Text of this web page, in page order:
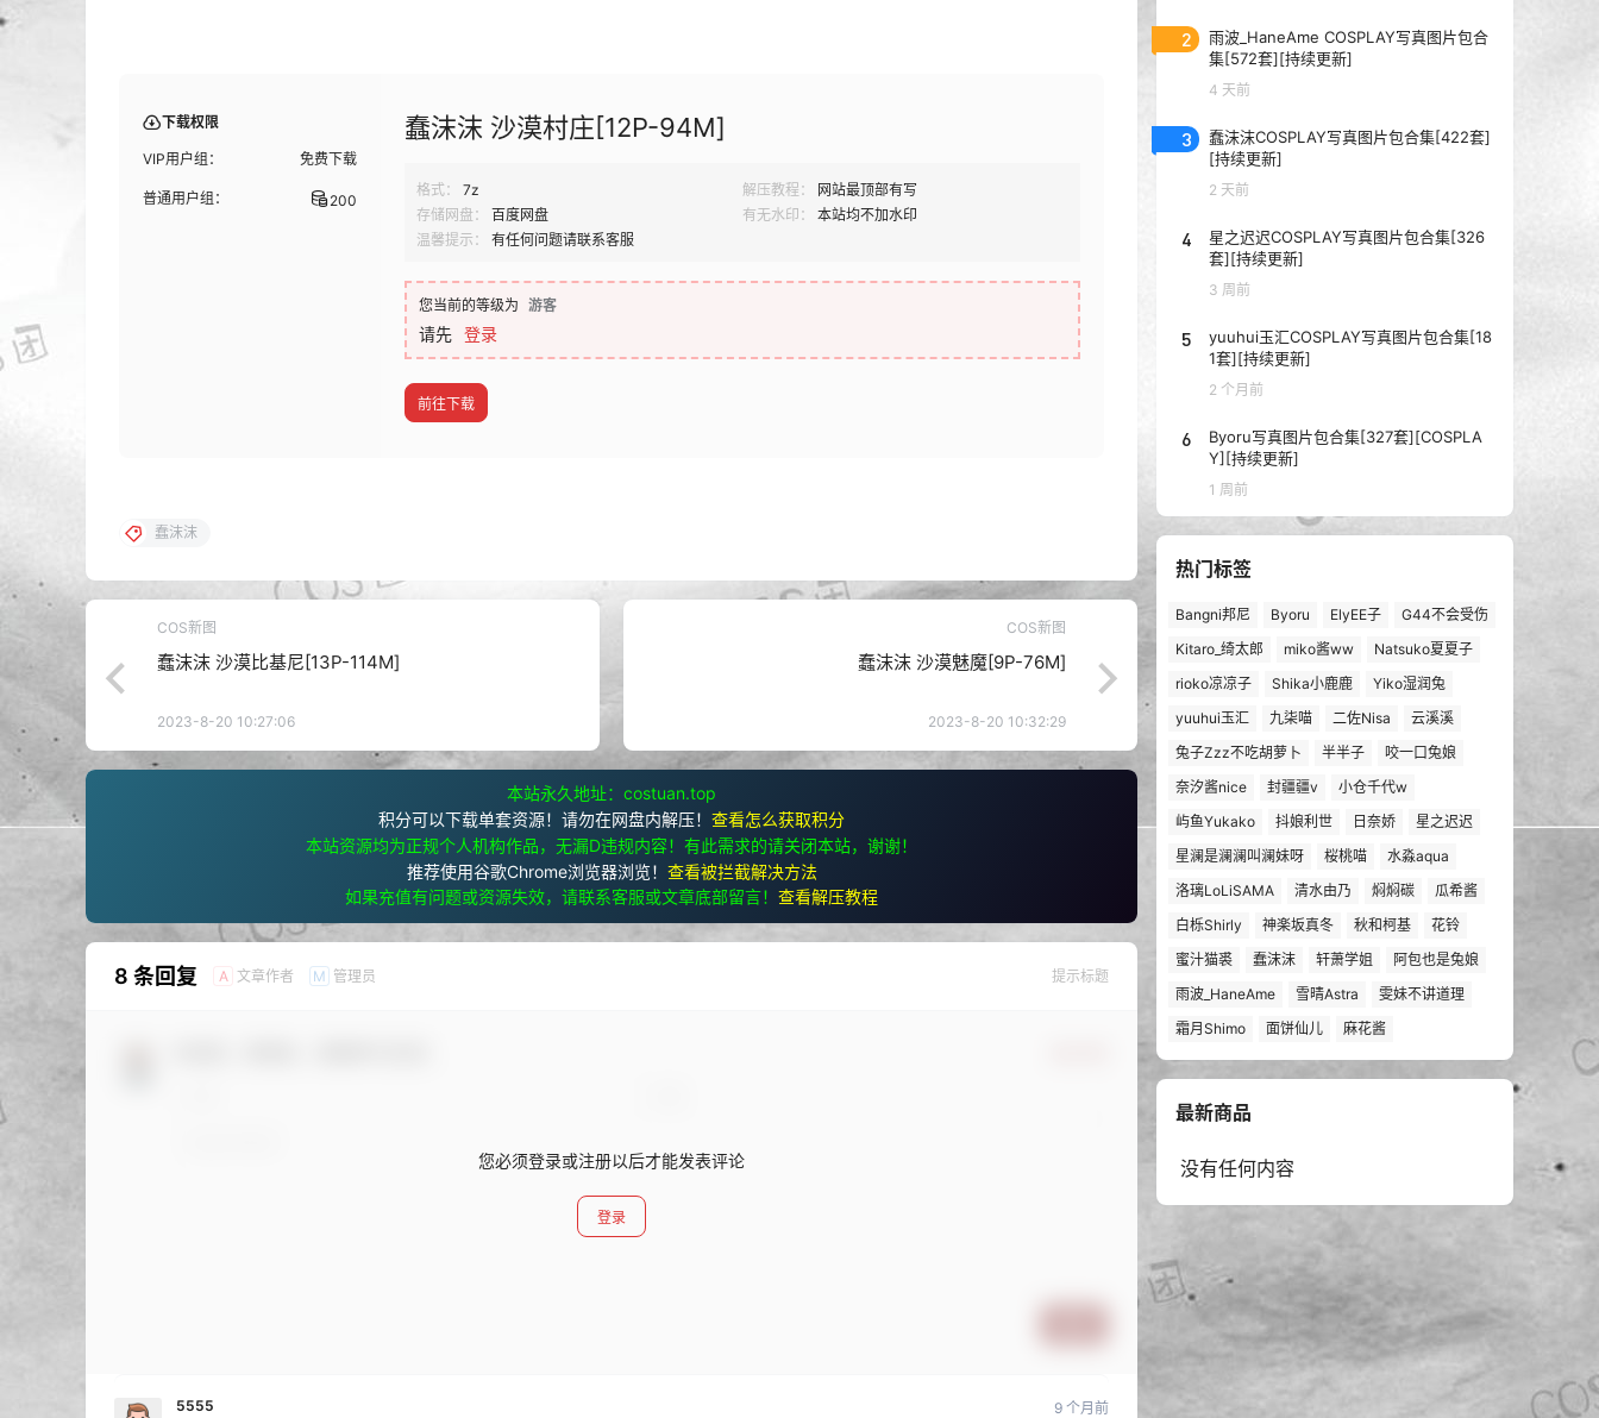
下载权限
VIP用户组： 免费下载
普通用户组： 200
蠢沫沫 沙漠村庄[12P-94M]
格式： 7z 解压教程：
网站最顶部有写
存储网盘：
百度网盘 有无水印：
本站均不加水印
温馨提示：
有任何问题请联系客服
您当前的等级为 游客
请先 登录
前往下载
蠢沫沫
COS新图
蠢沫沫 沙漠比基尼[13P-114M]
2023-8-20 10:27:06
COS新图
蠢沫沫 沙漠魅魔[9P-76M]
2023-8-20 10:32:29
本站永久地址：costuan.top
积分可以下载单套资源！请勿在网盘内解压！ 查看怎么获取积分
本站资源均为正规个人机构作品，无漏D违规内容！有此需求的请关闭本站，谢谢！
推荐使用谷歌Chrome浏览器浏览！ 查看被拦截解决方法
如果充值有问题或资源失效，请联系客服或文章底部留言！ 查看解压教程
8 条回复 A 文章作者 M 管理员 提示标题
您必须登录或注册以后才能发表评论
登录
5555 9 个月前
2
雨波_HaneAme COSPLAY写真图片包合
集[572套][持续更新]
4 天前
3
蠢沫沫COSPLAY写真图片包合集[422套]
[持续更新]
2 天前
4
星之迟迟COSPLAY写真图片包合集[326
套][持续更新]
3 周前
5
yuuhui玉汇COSPLAY写真图片包合集[18
1套][持续更新]
2 个月前
6
Byoru写真图片包合集[327套][COSPLA
Y][持续更新]
1 周前
热门标签
Bangni邦尼 Byoru ElyEE子
G44不会受伤
Kitaro_绮太郎
miko酱ww
Natsuko夏夏子
rioko凉凉子
Shika小鹿鹿
Yiko湿润兔
yuuhui玉汇
九柒喵 二佐Nisa
云溪溪
兔子Zzz不吃胡萝卜
半半子
咬一口兔娘
奈汐酱nice
封疆疆v
小仓千代w
屿鱼Yukako
抖娘利世 日奈娇
星之迟迟
星澜是澜澜叫澜妹呀
桜桃喵
水淼aqua
洛璃LoLiSAMA
清水由乃 焖焖碳
瓜希酱
白栎Shirly
神楽坂真冬 秋和柯基
花铃
蜜汁猫裘
蠢沫沫 轩萧学姐
阿包也是兔娘
雨波_HaneAme
雪晴Astra
雯妹不讲道理
霜月Shimo
面饼仙儿 麻花酱
最新商品
没有任何内容